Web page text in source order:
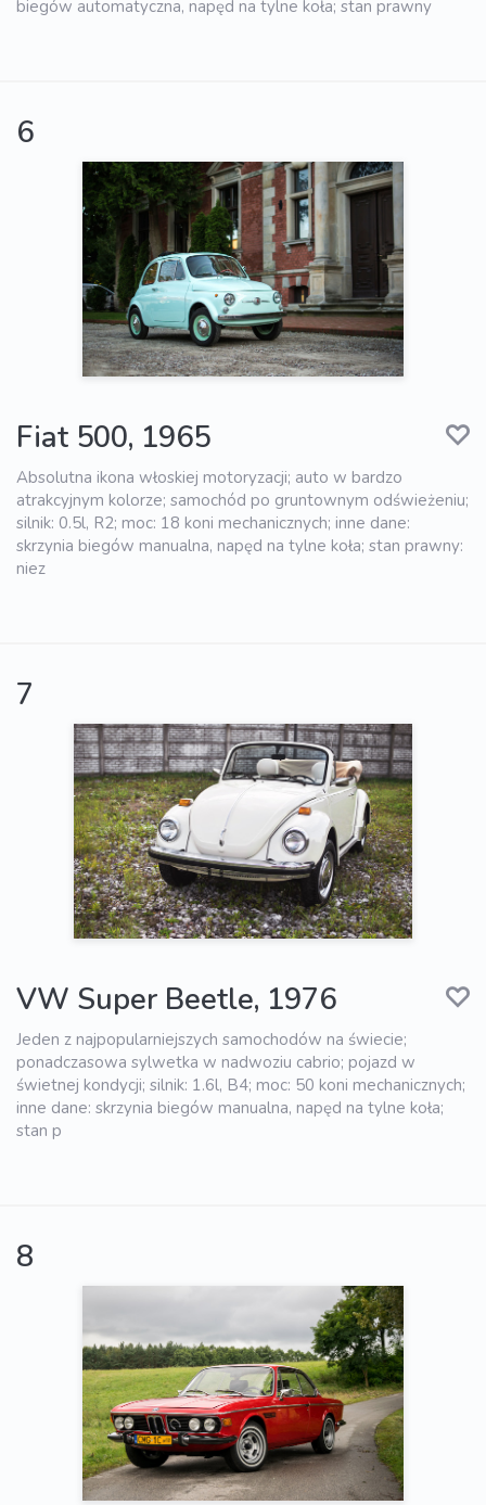
biegów automatyczna, napęd na tylne koła; stan prawny
6
Fiat 500, 1965
Absolutna ikona włoskiej motoryzacji; auto w bardzo
atrakcyjnym kolorze; samochód po gruntownym odświeżeniu;
silnik: 0.5l, R2; moc: 18 koni mechanicznych; inne dane:
skrzynia biegów manualna, napęd na tylne koła; stan prawny:
niez
7
VW Super Beetle, 1976
Jeden z najpopularniejszych samochodów na świecie;
ponadczasowa sylwetka w nadwoziu cabrio; pojazd w
świetnej kondycji; silnik: 1.6l, B4; moc: 50 koni mechanicznych;
inne dane: skrzynia biegów manualna, napęd na tylne koła;
stan p
8